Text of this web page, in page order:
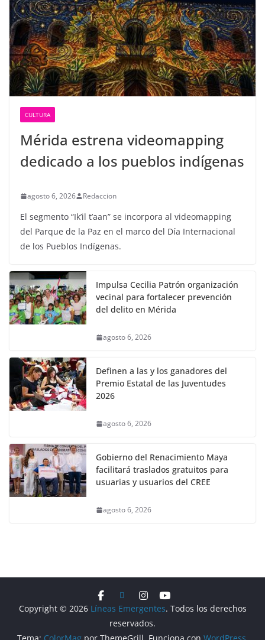
CULTURA
Mérida estrena videomapping
dedicado a los pueblos indígenas
agosto 6, 2026 Redaccion
El segmento “Ik’il t’aan” se incorpora al videomapping
del Parque de la Paz en el marco del Día Internacional
de los Pueblos Indígenas.
Impulsa Cecilia Patrón organización
vecinal para fortalecer prevención
del delito en Mérida
agosto 6, 2026
Definen a las y los ganadores del
Premio Estatal de las Juventudes
2026
agosto 6, 2026
Gobierno del Renacimiento Maya
facilitará traslados gratuitos para
usuarias y usuarios del CREE
agosto 6, 2026
Copyright © 2026 Líneas Emergentes. Todos los derechos
reservados.